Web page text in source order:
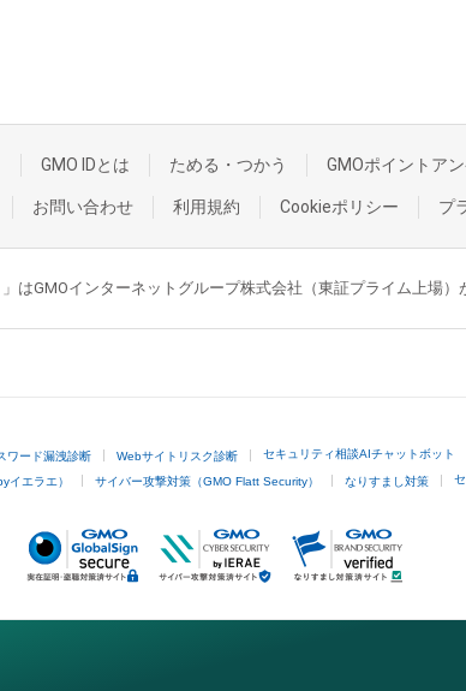
GMO IDとは ためる・つかう GMOポイントア
お問い合わせ 利用規約 Cookieポリシー プ
」はGMOインターネットグループ株式会社（東証プライム上場）
ワード漏洩診断 Webサイトリスク診断 セキュリティ相談AIチャットボット
イエラエ） サイバー攻撃対策（GMO Flatt Security） なりすまし対策